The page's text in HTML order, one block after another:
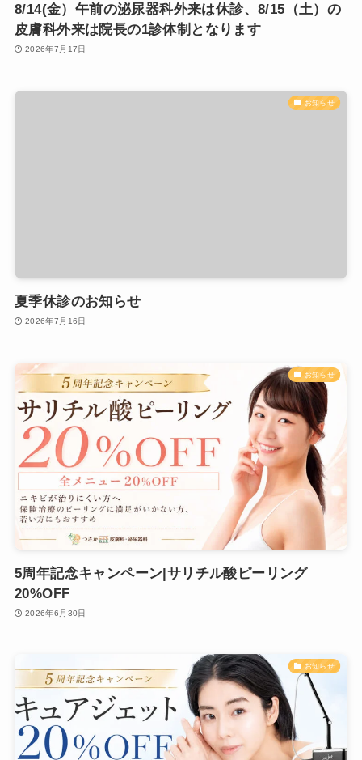
8/14(金）午前の泌尿器科外来は休診、8/15（土）の
皮膚科外来は院長の1診体制となります
2026年7月17日
お知らせ
夏季休診のお知らせ
2026年7月16日
お知らせ
5周年記念キャンペーン|サリチル酸ピーリング
20%OFF
2026年6月30日
お知らせ